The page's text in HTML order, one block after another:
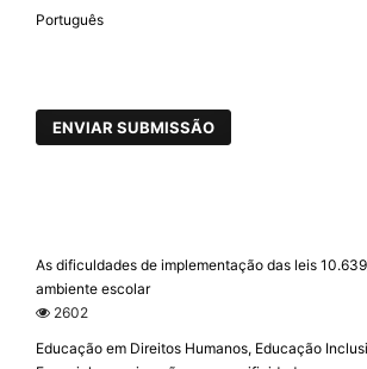
Português
ENVIAR SUBMISSÃO
As dificuldades de implementação das leis
ambiente escolar
2602
Educação em Direitos Humanos, Educação